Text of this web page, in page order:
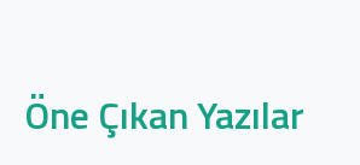
Öne Çıkan Yazılar